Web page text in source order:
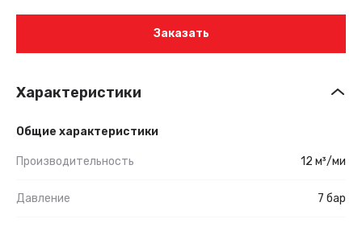
Заказать
Характеристики
Общие характеристики
Производительность 12 м³/ми
Давление 7 бар